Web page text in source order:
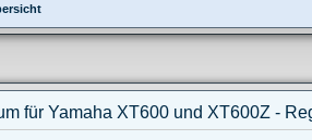
für Yamaha XT600 und XT600Z -